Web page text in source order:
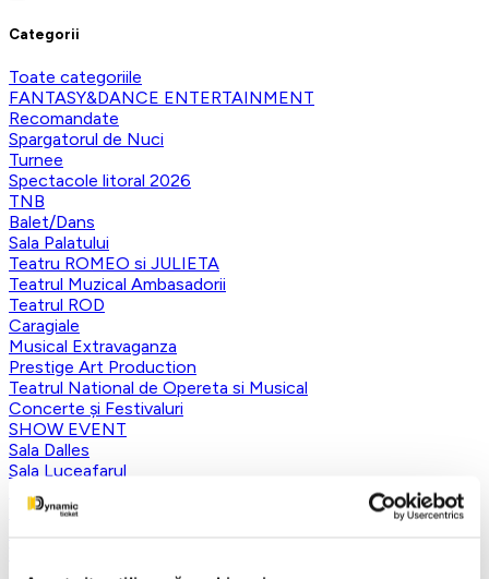
Categorii
Toate categoriile
FANTASY&DANCE ENTERTAINMENT
Recomandate
Spargatorul de Nuci
Turnee
Spectacole litoral 2026
TNB
Balet/Dans
Sala Palatului
Teatru ROMEO si JULIETA
Teatrul Muzical Ambasadorii
Teatrul ROD
Caragiale
Musical Extravaganza
Prestige Art Production
Teatrul National de Opereta si Musical
Concerte și Festivaluri
SHOW EVENT
Sala Dalles
Sala Luceafarul
Exclusiv in reteaua Smart Ticketing
Ultimele 10 bilete
Pentru copii